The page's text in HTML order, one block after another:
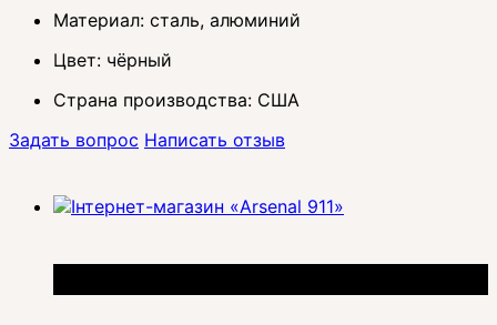
Материал: сталь, алюминий
Цвет: чёрный
Страна производства: США
Задать вопрос Написать отзыв